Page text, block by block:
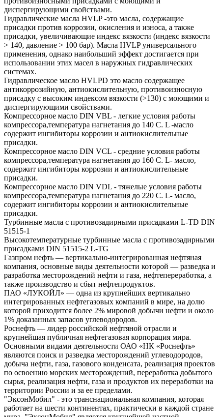
диспергирующими свойствами.
Гидравлические масла HVLP -это масла, содержащие
присадки против коррозии, окисления и износа, а также
присадки, увеличивающие индекс вязкости (индекс вязкости
> 140, давление > 100 бар). Масла HVLP универсального
применения, однако наибольший эффект достигается при
использовании этих масел в наружных гидравлических
системах.
Гидравлическое масло HVLPD это масло содержащее
антикоррозийную, антиокислительную, противоизносную
присадку с высоким индексом вязкости (>130) с моющими и
диспергирующими свойствами.
Компрессорное масло DIN VBL - легкие условия работы
компрессора,температура нагнетания до 140 С. L -масло
содержит ингибиторы коррозии и антиокислительные
присадки.
Компрессорное масло DIN VCL - средние условия работы
компрессора,температура нагнетания до 160 С. L- масло,
содержит ингибиторы коррозии и антиокислительные
присадки.
Компрессорное масло DIN VDL - тяжелые условия работы
компрессора,температура нагнетания до 220 С. L- масло,
содержит ингибиторы коррозии и антиокислительные
присадки.
Турбинные масла с противозадирными присадками L-TD DIN
51515-1
Высокотемпературные турбинные масла с противозадирными
присадками DIN 51515-2 L-TG
Газпром нефть — вертикально-интегрированная нефтяная
компания, основные виды деятельности которой — разведка и
разработка месторождений нефти и газа, нефтепереработка, а
также производство и сбыт нефтепродуктов.
ПАО «ЛУКОЙЛ» — одна из крупнейших вертикально
интегрированных нефтегазовых компаний в мире, на долю
которой приходится более 2% мировой добычи нефти и около
1% доказанных запасов углеводородов.
Роснефть — лидер российской нефтяной отрасли и
крупнейшая публичная нефтегазовая корпорация мира.
Основными видами деятельности ОАО «НК «Роснефть»
являются поиск и разведка месторождений углеводородов,
добыча нефти, газа, газового конденсата, реализация проектов
по освоению морских месторождений, переработка добытого
сырья, реализация нефти, газа и продуктов их переработки на
территории России и за ее пределами.
"ЭксонМобил" - это транснациональная компания, которая
работает на шести континентах, практически в каждой стране